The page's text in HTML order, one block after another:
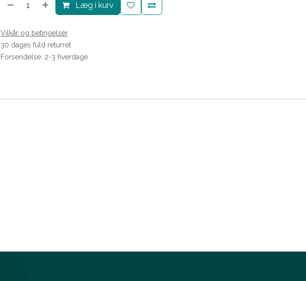
Læg i kurv
Vilkår og betingelser
30 dages fuld returret
Forsendelse: 2-3 hverdage